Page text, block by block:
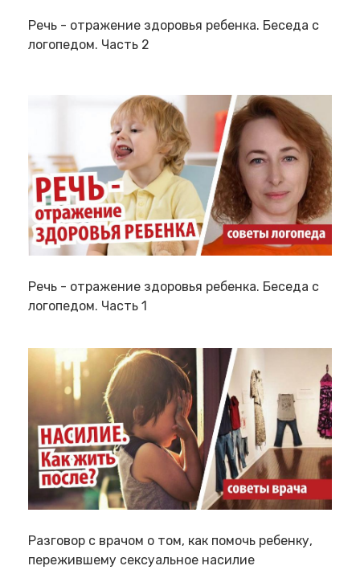
Речь - отражение здоровья ребенка. Беседа с
логопедом. Часть 2
Речь - отражение здоровья ребенка. Беседа с
логопедом. Часть 1
Разговор с врачом о том, как помочь ребенку,
пережившему сексуальное насилие